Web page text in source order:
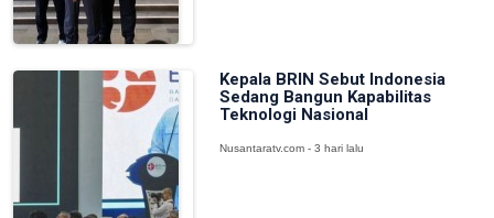
Kepala BRIN Sebut Indonesia
Sedang Bangun Kapabilitas
Teknologi Nasional
Nusantaratv.com - 3 hari lalu